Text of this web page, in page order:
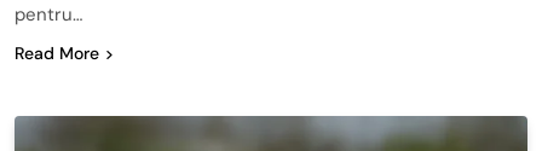
pentru…
Read More